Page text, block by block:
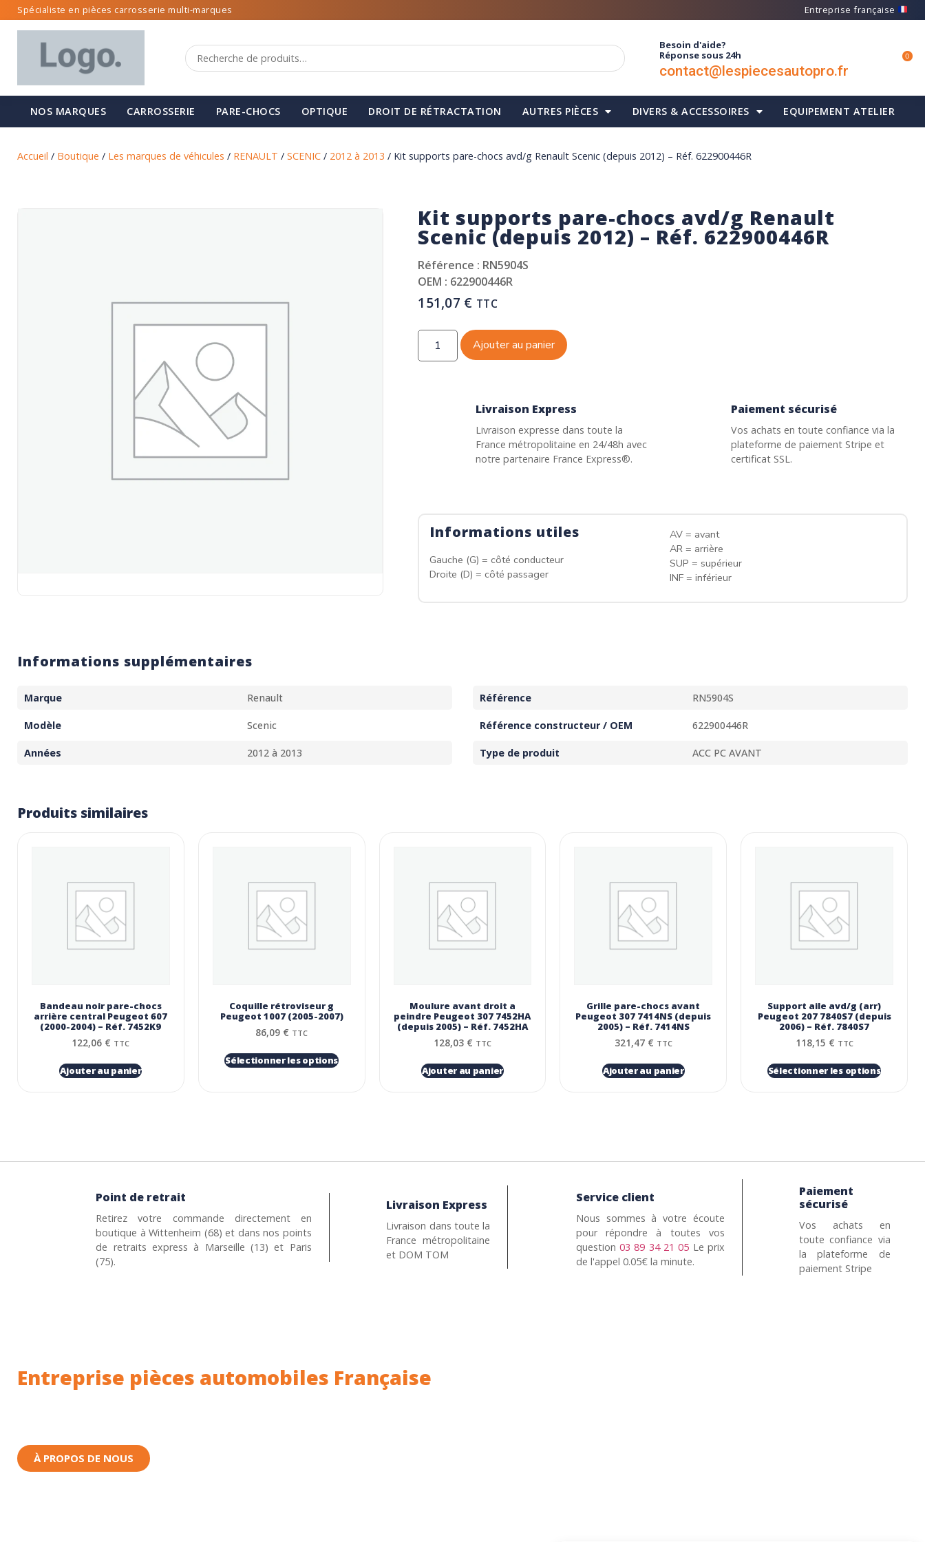
Spécialiste en pièces carrosserie multi-marques Entreprise française
Besoin d'aide?
Réponse sous 24h
contact@lespiecesautopro.fr
0
NOS MARQUES CARROSSERIE PARE-CHOCS OPTIQUE DROIT DE RÉTRACTATION AUTRES PIÈCES DIVERS & ACCESSOIRES EQUIPEMENT ATELIER
Accueil / Boutique / Les marques de véhicules / RENAULT / SCENIC / 2012 à 2013 / Kit supports pare-chocs avd/g Renault Scenic (depuis 2012) – Réf. 622900446R
Kit supports pare-chocs avd/g Renault
Scenic (depuis 2012) – Réf. 622900446R
Référence : RN5904S
OEM : 622900446R
151,07 € TTC
Ajouter au panier
Livraison Express
Livraison expresse dans toute la
France métropolitaine en 24/48h avec
notre partenaire France Express®.
Paiement sécurisé
Vos achats en toute confiance via la
plateforme de paiement Stripe et
certificat SSL.
Informations utiles
Gauche (G) = côté conducteur
Droite (D) = côté passager
AV = avant
AR = arrière
SUP = supérieur
INF = inférieur
Informations supplémentaires
Marque Renault Référence RN5904S
Modèle Scenic Référence constructeur / OEM 622900446R
Années 2012 à 2013 Type de produit ACC PC AVANT
Produits similaires
Bandeau noir pare-chocs
arrière central Peugeot 607
(2000-2004) – Réf. 7452K9
122,06 € TTC
Ajouter au panier
Coquille rétroviseur g
Peugeot 1007 (2005-2007)
86,09 € TTC
Sélectionner les options
Moulure avant droit a
peindre Peugeot 307 7452HA
(depuis 2005) – Réf. 7452HA
128,03 € TTC
Ajouter au panier
Grille pare-chocs avant
Peugeot 307 7414NS (depuis
2005) – Réf. 7414NS
321,47 € TTC
Ajouter au panier
Support aile avd/g (arr)
Peugeot 207 7840S7 (depuis
2006) – Réf. 7840S7
118,15 € TTC
Sélectionner les options
Point de retrait
Retirez votre commande directement en
boutique à Wittenheim (68) et dans nos points
de retraits express à Marseille (13) et Paris
(75).
Livraison Express
Livraison dans toute la
France métropolitaine
et DOM TOM
Service client
Nous sommes à votre écoute
pour répondre à toutes vos
question03 89 34 21 05 Le prix
de l'appel 0.05€ la minute.
Paiement
sécurisé
Vos achats en
toute confiance via
la plateforme de
paiement Stripe
Entreprise pièces automobiles Française
À PROPOS DE NOUS